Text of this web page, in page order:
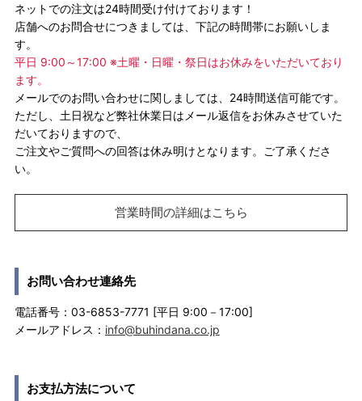
ネットでの注文は24時間受け付けております！
店舗へのお問合せにつきましては、下記の時間帯にお願いしま
す。
平日 9:00～17:00 ※土曜・日曜・祭日はお休みをいただいており
ます。
メールでのお問い合わせに関しましては、24時間送信可能です。
ただし、土日祝など弊社休業日はメール返信をお休みさせていた
だいておりますので、
ご注文やご質問への回答は休み明けとなります。ご了承くださ
い。
営業時間の詳細はこちら
お問い合わせ連絡先
電話番号：03-6853-7771 [平日 9:00－17:00]
メールアドレス： info@buhindana.co.jp
お支払方法について